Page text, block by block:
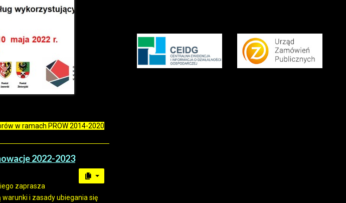
w ramach PROW 2014-2020
2022-2023
zaprasza
i zasady ubiegania się